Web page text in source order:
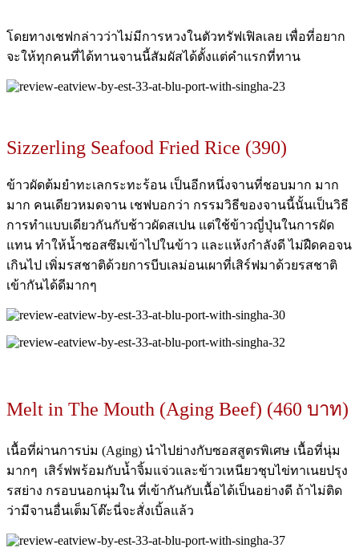
โดยทางเชฟกล่าวว่าไม่มีการหวงในตัวทรัฟเฟิลเลย เพื่อที่อยาก
จะให้ทุกคนที่ได้ทานจานนี้สัมผัสได้ตั้งแต่คำแรกที่ทาน
Sizzerling Seafood Fried Rice (390)
ข้าวผัดต้มยำทะเลกระทะร้อน เป็นอีกหนึ่งจานที่ชอบมาก มาก
มาก คนเดียวหมดจาน เชฟบอกว่า กรรมวิธีของจานนี้นั้นเป็นวิธี
การทำแบบเดียวกันกับช้าวผัดสเปน แต่ใช้ข้าวญี่ปุ่นในการผัด
แทน ทำให้น้ำซอสซึมเข้าไปในข้าว และแห้งกำลังดี ไม่ฝืดคอจน
เกินไป เพิ่มรสชาติด้วยการบีบเลม่อนเผาที่เสิร์ฟมาด้วยรสชาติ
เข้ากันได้ดีมากๆ
Melt in The Mouth (Aging Beef) (460 บาท)
เนื้อที่ผ่านการบ่ม (Aging) นำไปย่างกับซอสสูตรพิเศษ เนื้อที่นุ่ม
มากๆ เสิร์ฟพร้อมกับน้ำจิ้มแจ่วและข้าวเหนียวชุบไข่ทาเนยปรุง
รสย่าง กรอบนอกนุ่มใน ที่เข้ากันกับเนื้อได้เป็นอย่างดี ถ้าไม่ติด
ว่ามีจานอื่นเต็มโต๊ะนี่จะสั่งเบิ้ลแล้ว